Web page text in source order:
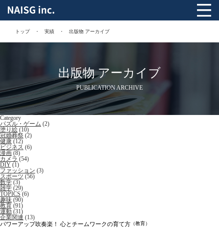
トップ 実績 出版物 アーカイブ
出版物 アーカイブ
PUBLICATION ARCHIVE
Category
パズル・ゲーム (2)
塗り絵 (10)
冠婚葬祭 (2)
健康 (12)
ビジネス (6)
漫画 (8)
カメラ (54)
DIY (1)
ファッション (3)
スポーツ (56)
数学 (3)
雑学 (29)
TOPICS (6)
趣味 (90)
教育 (91)
運動 (31)
企業関連 (13)
パワーアップ吹奏楽！ 心とチームワークの育て方 （教育）